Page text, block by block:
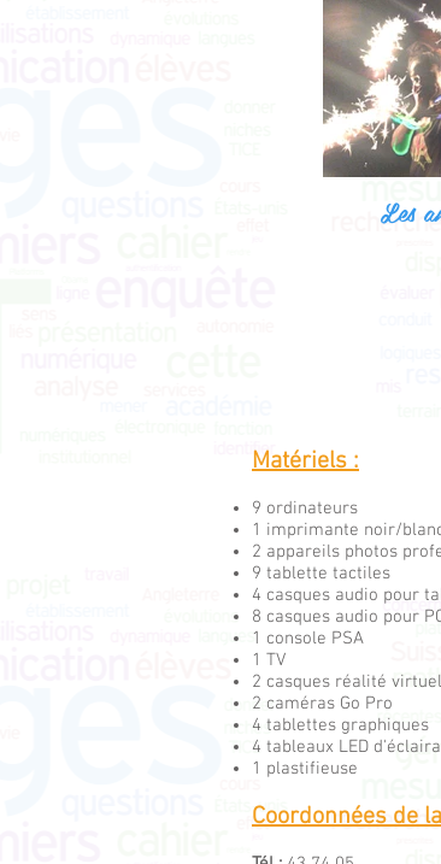
Matériels :
9 ordinateurs
1 imprimante noir/
2 appareils photos
9 tablette tactiles
4 casques audio pour
8 casques audio pour
1 console PSA
1 TV
2 casques réalité
2 caméras Go Pro
4 tablettes graphiques
4 tableaux LED
1 plastifieuse
Coordonnées de
Les